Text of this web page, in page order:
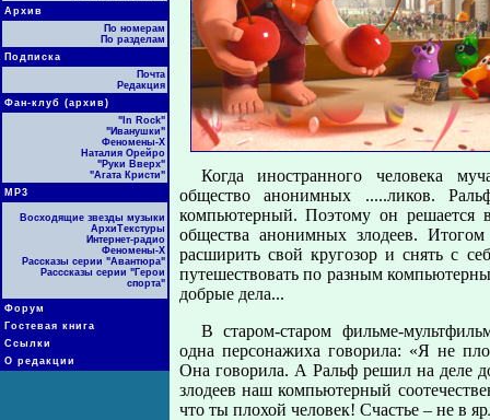
Архив
По номерам
По разделам
Подписка
Почта
Редакция
Фан-клуб (архив)
"In Rock"
"Иванушки"
Феномены-Х
Наталия Орейро
"Руки Вверх"
"Агата Кристи"
МР3
Восходящие звезды музыки
АрхиТекстуры
Интернет-радио
Феномены-Х
Рассказы серии "Авантюра"
Расссказы серии "Герои
спорта"
Форум
Гостевая книга
Ссылки
О редакции
Когда иностранного человека
общество анонимных .....ликов.
компьютерный. Поэтому он решается
общества анонимных злодеев. Итогом
расширить свой кругозор и снять с
путешествовать по разным
добрые дела...
В старом-старом фильме-
одна персонажиха говорила: «Я не
Она говорила. А Ральф решил на деле
злодеев наш компьютерный
что ты плохой человек! Счастье – не в